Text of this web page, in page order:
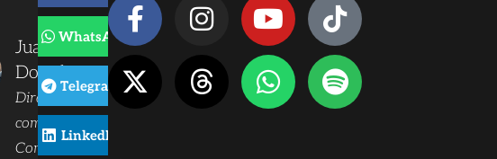
Juanjo
Dorado
Director de
comunicación.
Componente
WhatsApp
Telegram
LinkedIn